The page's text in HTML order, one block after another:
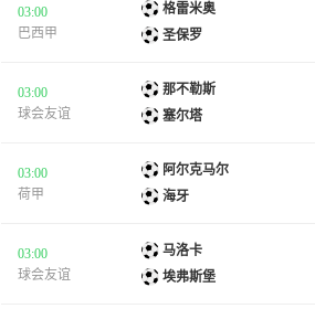
03:00
巴西甲
格雷米奥
圣保罗
03:00
球会友谊
那不勒斯
塞尔塔
03:00
荷甲
阿尔克马尔
海牙
03:00
球会友谊
马洛卡
埃弗斯堡